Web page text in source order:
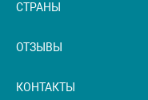
СТРАНЫ
ОТЗЫВЫ
КОНТАКТЫ